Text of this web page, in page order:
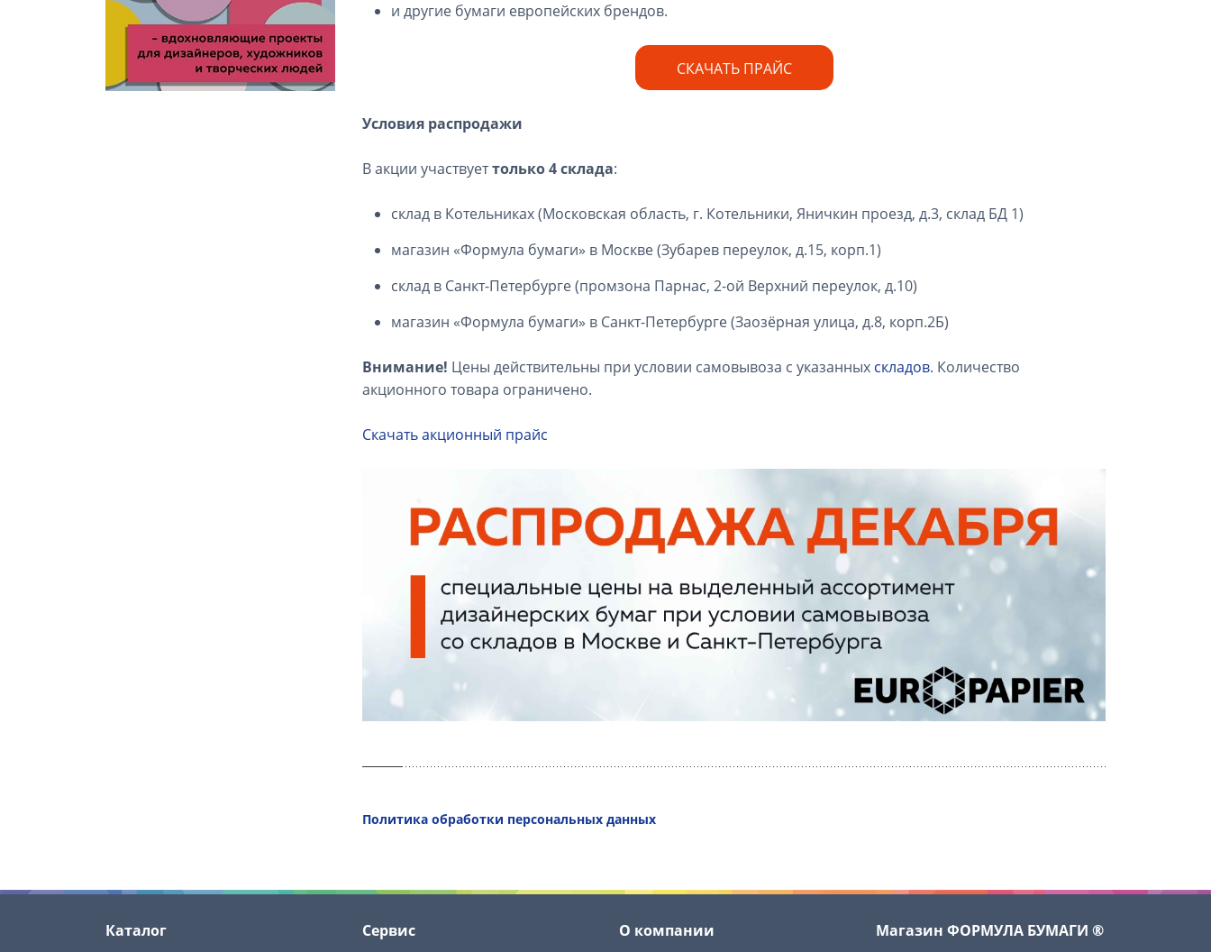
и другие бумаги европейских брендов.
СКАЧАТЬ ПРАЙС
Условия распродажи
В акции участвуеттолько 4 склада:
склад в Котельниках (Московская область, г. Котельники, Яничкин проезд, д.3, склад БД 1)
магазин «Формула бумаги» в Москве (Зубарев переулок, д.15, корп.1)
склад в Санкт-Петербурге (промзона Парнас, 2-ой Верхний переулок, д.10)
магазин «Формула бумаги» в Санкт-Петербурге (Заозёрная улица, д.8, корп.2Б)
Внимание! Цены действительны при условии самовывоза с указанных складов. Количество
акционного товара ограничено.
Скачать акционный прайс
Политика обработки персональных данных
Каталог Сервис О компании Магазин ФОРМУЛА БУМАГИ ®